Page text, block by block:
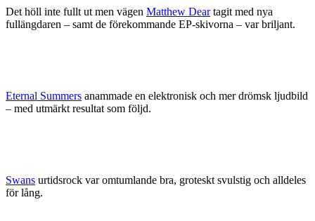
Det höll inte fullt ut men vägen Matthew Deartagit med nya
fullängdaren – samt de förekommande EP-skivorna – var briljant.
Eternal Summers anammade en elektronisk och mer drömsk ljudbild
– med utmärkt resultat som följd.
Swans urtidsrock var omtumlande bra, groteskt svulstig och alldeles
för lång.